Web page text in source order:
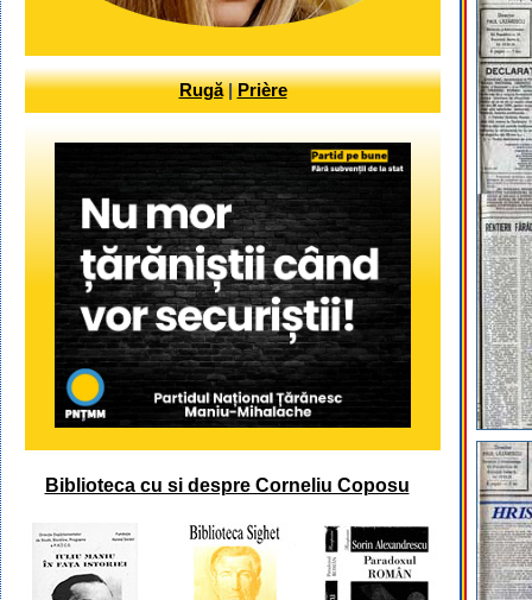
Rugă|Prière
Biblioteca cu si despre Corneliu Coposu